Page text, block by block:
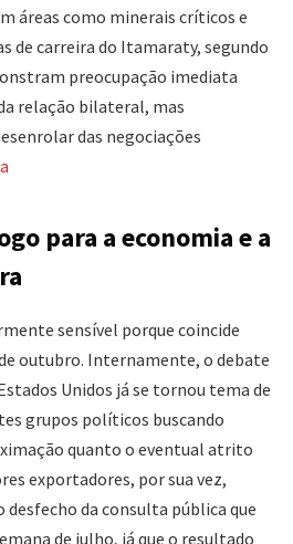
áreas como minerais críticos e
de carreira do Itamaraty, segundo
preocupação imediata
relação bilateral, mas
das negociações
para a economia e a
sensível porque coincide
outubro. Internamente, o debate
Unidos já se tornou tema de
grupos políticos buscando
quanto o eventual atrito
exportadores, por sua vez,
da consulta pública que
de julho, já que o resultado